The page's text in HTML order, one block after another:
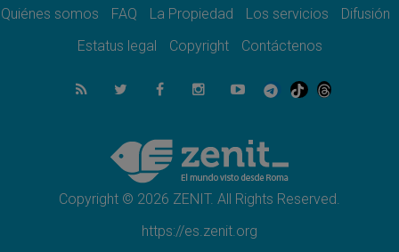
como misión al servicio del Evangelio
SIGNIS 2026, dar voz a las religiosas en el
07.08.2026
Lanzan un proyecto de empoderamiento
Programa oficial del Viaje Apostólico del
Papa León XIV a Francia
Quiénes somos FAQ La Propiedad Los servicios
Difusión
Estatus legal
Copyright Contáctenos
Copyright © 2026 ZENIT. All Rights Reserved.
https://es.zenit.org